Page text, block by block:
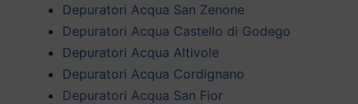
Depuratori Acqua San Zenone
Depuratori Acqua Castello di Godego
Depuratori Acqua Altivole
Depuratori Acqua Cordignano
Depuratori Acqua San Fior